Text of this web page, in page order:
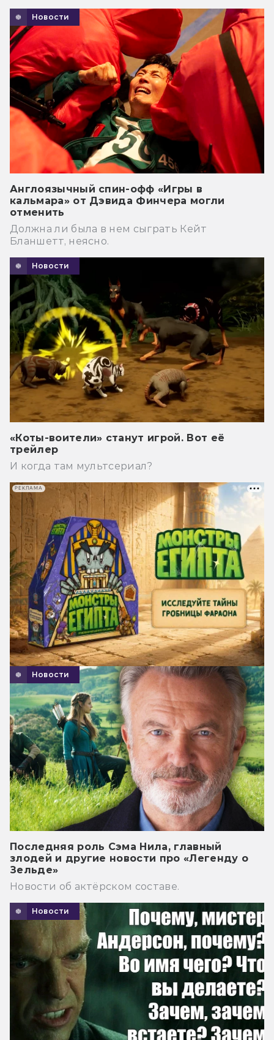
Новости
Англоязычный спин-офф «Игры в
кальмара» от Дэвида Финчера могли
отменить
Должна ли была в нем сыграть Кейт
Бланшетт, неясно.
Новости
«Коты-воители» станут игрой. Вот её
трейлер
И когда там мультсериал?
Новости
Последняя роль Сэма Нила, главный
злодей и другие новости про «Легенду о
Зельде»
Новости об актёрском составе.
Новости
РЕКЛАМА